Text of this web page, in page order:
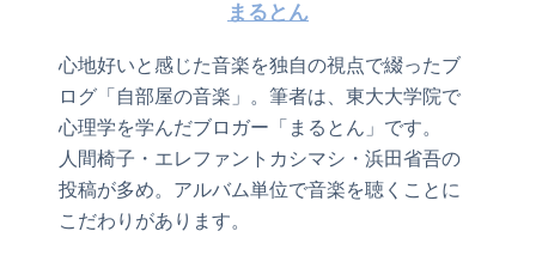
まるとん
心地好いと感じた音楽を独自の視点で綴ったブ
ログ「自部屋の音楽」。筆者は、東大大学院で
心理学を学んだブロガー「まるとん」です。
人間椅子・エレファントカシマシ・浜田省吾の
投稿が多め。アルバム単位で音楽を聴くことに
こだわりがあります。